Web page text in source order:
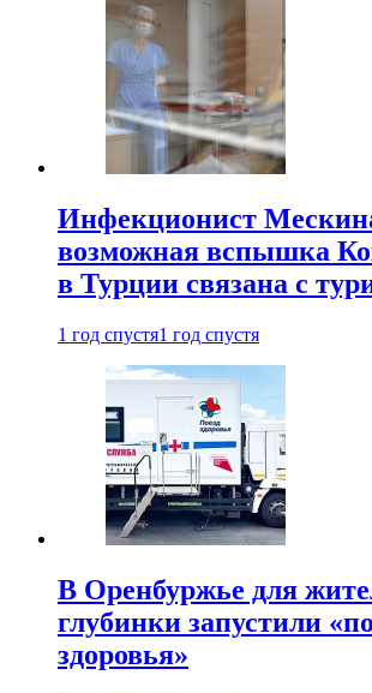
Инфекционист
возможная вспышка
в Турции связана с
1 год спустя1 год спустя
В Оренбуржье для
глубинки запустили
здоровья»